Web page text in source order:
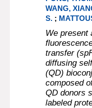
WANG,
S. ;
We present
transfer
diffusing
(QD)
composed
QD donors
labeled